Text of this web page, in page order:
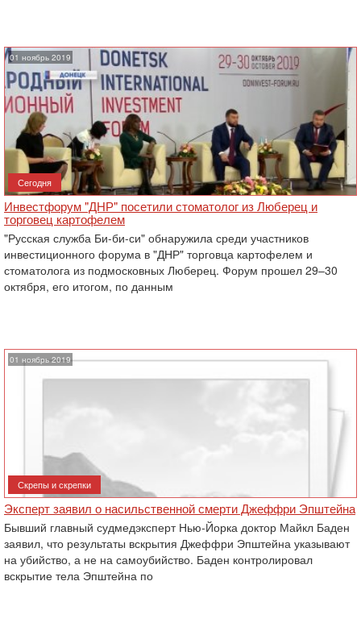
01 ноябрь 2019
Сегодня
Инвестфорум "ДНР" посетили стоматолог из Люберец и
торговец картофелем
"Русская служба Би-би-си" обнаружила среди участников
инвестиционного форума в "ДНР" торговца картофелем и
стоматолога из подмосковных Люберец. Форум прошел 29–30
октября, его итогом, по данным
01 ноябрь 2019
Скрепы и скрепки
Эксперт заявил о насильственной смерти Джеффри Эпштейна
Бывший главный судмедэксперт Нью-Йорка доктор Майкл Баден
заявил, что результаты вскрытия Джеффри Эпштейна указывают
на убийство, а не на самоубийство. Баден контролировал
вскрытие тела Эпштейна по